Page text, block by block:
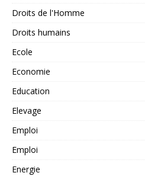
Droits de l'Homme
Droits humains
Ecole
Economie
Education
Elevage
Emploi
Emploi
Energie